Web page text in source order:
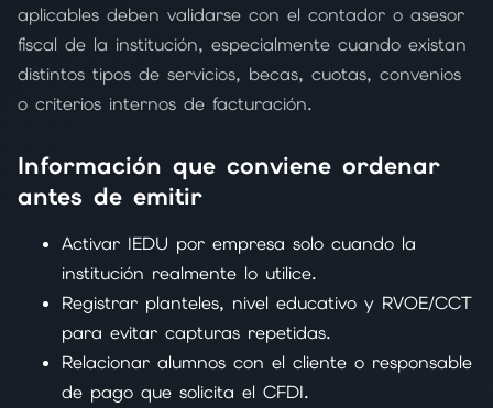
aplicables deben validarse con el contador o asesor
fiscal de la institución, especialmente cuando existan
distintos tipos de servicios, becas, cuotas, convenios
o criterios internos de facturación.
Información que conviene ordenar
antes de emitir
Activar IEDU por empresa solo cuando la
institución realmente lo utilice.
Registrar planteles, nivel educativo y RVOE/CCT
para evitar capturas repetidas.
Relacionar alumnos con el cliente o responsable
de pago que solicita el CFDI.